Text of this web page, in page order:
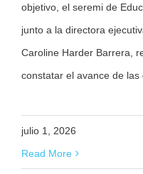
objetivo, el seremi de
junto a la directora
Caroline Harder Barrera,
constatar el avance de
julio 1, 2026
Read More